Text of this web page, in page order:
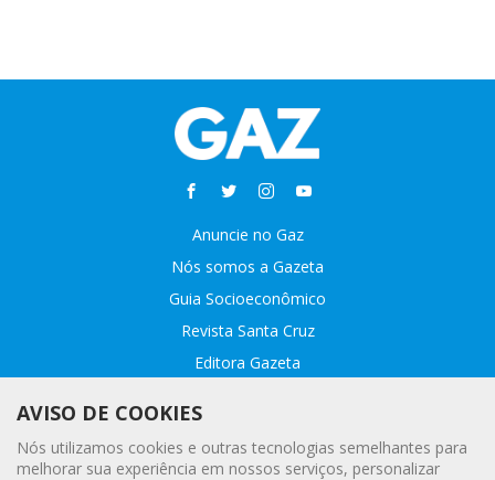
Anuncie no Gaz
Nós somos a Gazeta
Guia Socioeconômico
Revista Santa Cruz
Editora Gazeta
Fale conosco
Webmail
AVISO DE COOKIES
Nós utilizamos cookies e outras tecnologias semelhantes para
melhorar sua experiência em nossos serviços, personalizar